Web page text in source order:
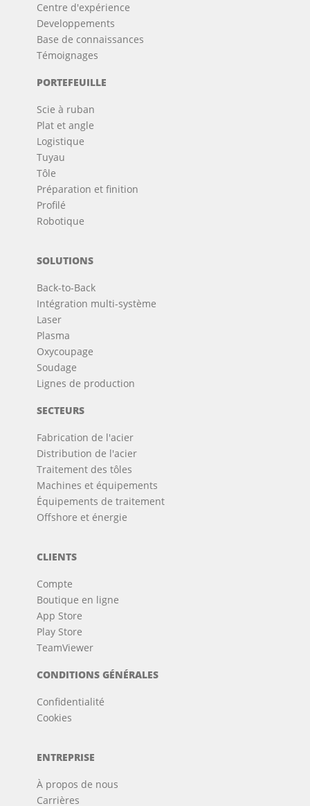
Centre d'expérience
Developpements
Base de connaissances
Témoignages
PORTEFEUILLE
Scie à ruban
Plat et angle
Logistique
Tuyau
Tôle
Préparation et finition
Profilé
Robotique
SOLUTIONS
Back-to-Back
Intégration multi-système
Laser
Plasma
Oxycoupage
Soudage
Lignes de production
SECTEURS
Fabrication de l'acier
Distribution de l'acier
Traitement des tôles
Machines et équipements
Équipements de traitement
Offshore et énergie
CLIENTS
Compte
Boutique en ligne
App Store
Play Store
TeamViewer
CONDITIONS GÉNÉRALES
Confidentialité
Cookies
ENTREPRISE
À propos de nous
Carrières